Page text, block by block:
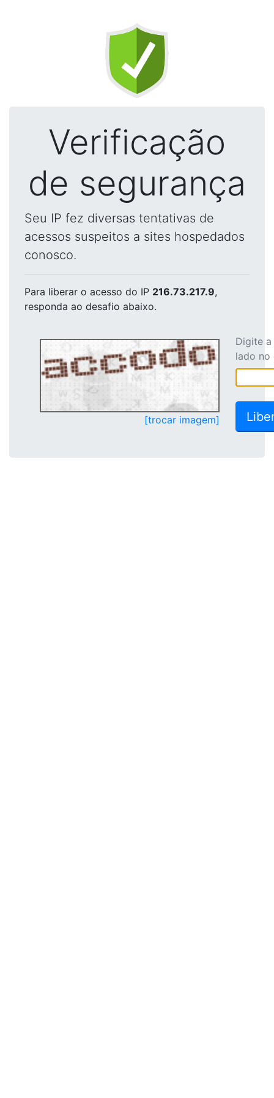
Verificação
de segurança
Seu IP fez diversas tentativas de
acessos suspeitos a sites hospedados
conosco.
Para liberar o acesso do IP 216.73.217.9,
responda ao desafio abaixo.
[trocar imagem]
Digite
lado no